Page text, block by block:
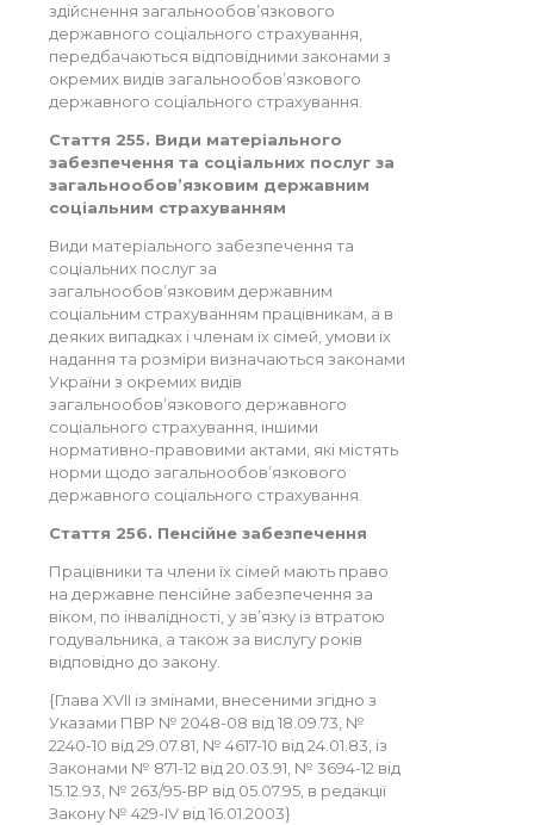
здійснення загальнообов’язкового
державного соціального страхування,
передбачаються відповідними законами з
окремих видів загальнообов’язкового
державного соціального страхування.
Стаття 255. Види матеріального
забезпечення та соціальних послуг за
загальнообов’язковим державним
соціальним страхуванням
Види матеріального забезпечення та
соціальних послуг за
загальнообов’язковим державним
соціальним страхуванням працівникам, а в
деяких випадках і членам їх сімей, умови їх
надання та розміри визначаються законами
України з окремих видів
загальнообов’язкового державного
соціального страхування, іншими
нормативно-правовими актами, які містять
норми щодо загальнообов’язкового
державного соціального страхування.
Стаття 256. Пенсійне забезпечення
Працівники та члени їх сімей мають право
на державне пенсійне забезпечення за
віком, по інвалідності, у зв’язку із втратою
годувальника, а також за вислугу років
відповідно до закону.
{Глава XVII із змінами, внесеними згідно з
Указами ПВР № 2048-08 від 18.09.73, №
2240-10 від 29.07.81, № 4617-10 від 24.01.83, із
Законами № 871-12 від 20.03.91, № 3694-12 від
15.12.93, № 263/95-ВР від 05.07.95, в редакції
Закону № 429-IV від 16.01.2003}